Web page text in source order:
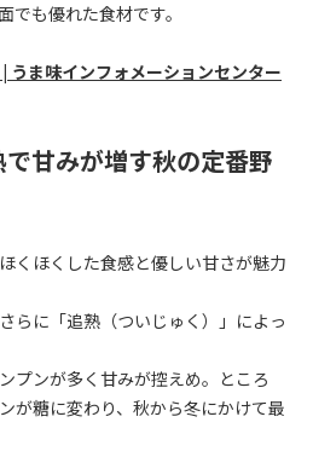
でも優れた食材です。
うま味インフォメーションセンター
甘みが増す秋の定番野
くほくした食感と優しい甘さが魅力
らに「追熟（ついじゅく）」によっ
プンが多く甘みが控えめ。ところ
が糖に変わり、秋から冬にかけて最